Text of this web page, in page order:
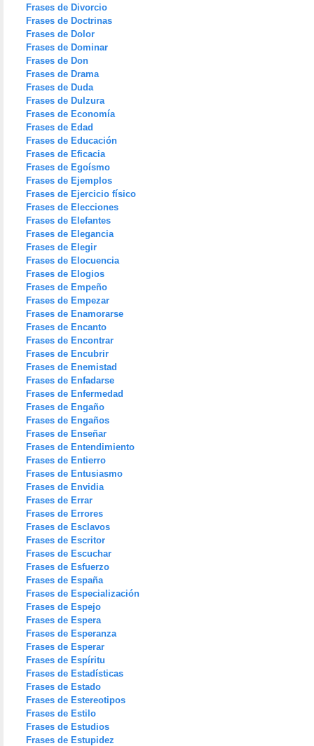
Frases de Divorcio
Frases de Doctrinas
Frases de Dolor
Frases de Dominar
Frases de Don
Frases de Drama
Frases de Duda
Frases de Dulzura
Frases de Economía
Frases de Edad
Frases de Educación
Frases de Eficacia
Frases de Egoísmo
Frases de Ejemplos
Frases de Ejercicio físico
Frases de Elecciones
Frases de Elefantes
Frases de Elegancia
Frases de Elegir
Frases de Elocuencia
Frases de Elogios
Frases de Empeño
Frases de Empezar
Frases de Enamorarse
Frases de Encanto
Frases de Encontrar
Frases de Encubrir
Frases de Enemistad
Frases de Enfadarse
Frases de Enfermedad
Frases de Engaño
Frases de Engaños
Frases de Enseñar
Frases de Entendimiento
Frases de Entierro
Frases de Entusiasmo
Frases de Envidia
Frases de Errar
Frases de Errores
Frases de Esclavos
Frases de Escritor
Frases de Escuchar
Frases de Esfuerzo
Frases de España
Frases de Especialización
Frases de Espejo
Frases de Espera
Frases de Esperanza
Frases de Esperar
Frases de Espíritu
Frases de Estadísticas
Frases de Estado
Frases de Estereotipos
Frases de Estilo
Frases de Estudios
Frases de Estupidez